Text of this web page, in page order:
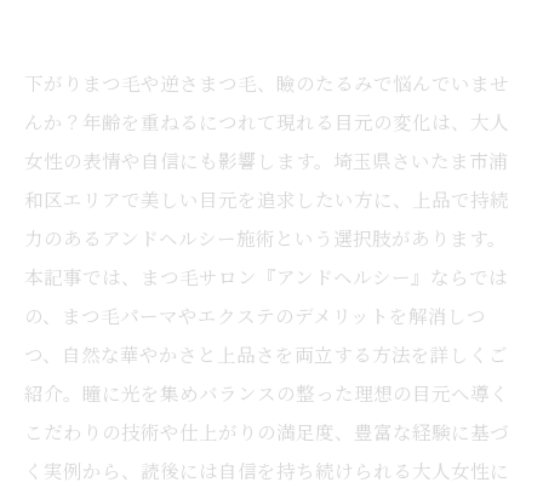
下がりまつ毛や逆さまつ毛、瞼のたるみで悩んでいませ
んか？年齢を重ねるにつれて現れる目元の変化は、大人
女性の表情や自信にも影響します。埼玉県さいたま市浦
和区エリアで美しい目元を追求したい方に、上品で持続
力のあるアンドヘルシー施術という選択肢があります。
本記事では、まつ毛サロン『アンドヘルシー』ならでは
の、まつ毛パーマやエクステのデメリットを解消しつ
つ、自然な華やかさと上品さを両立する方法を詳しくご
紹介。瞳に光を集めバランスの整った理想の目元へ導く
こだわりの技術や仕上がりの満足度、豊富な経験に基づ
く実例から、読後には自信を持ち続けられる大人女性に